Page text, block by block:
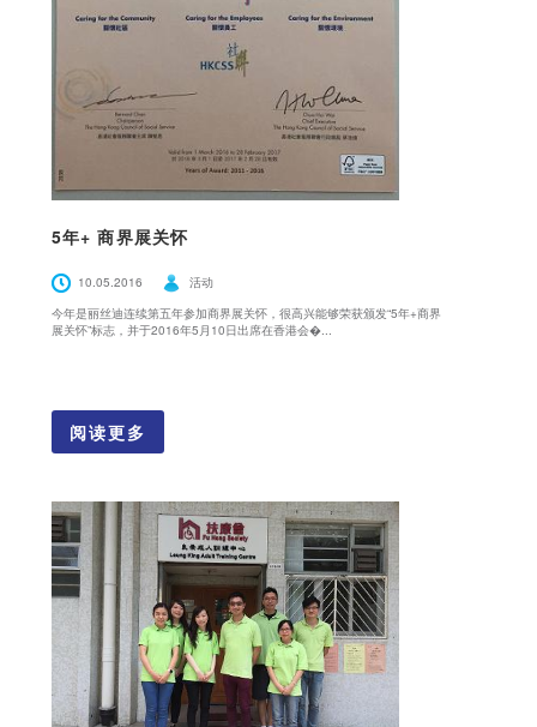
5年+ 商界展关怀
10.05.2016
活动
今年是丽丝迪连续第五年参加商界展关怀，很高兴能够荣获颁发“5年+商界
展关怀”标志，并于2016年5月10日出席在香港会�...
阅读更多